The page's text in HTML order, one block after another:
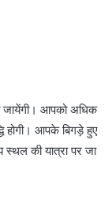
जायेंगी। आपको अधिक
होगी। आपके बिगड़े हुए
की यात्रा पर जा